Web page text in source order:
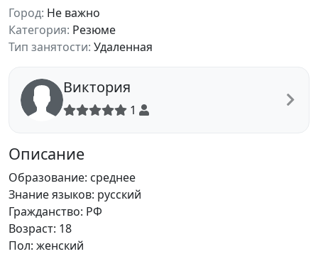
Город: Не важно
Категория: Резюме
Тип занятости: Удаленная
Виктория
1
Описание
Образование: среднее
Знание языков: русский
Гражданство: РФ
Возраст: 18
Пол: женский